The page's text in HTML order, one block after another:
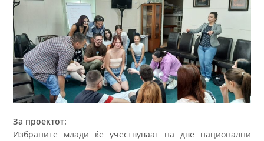
За проектот:
Избраните млади ќе учествуваат на две национални